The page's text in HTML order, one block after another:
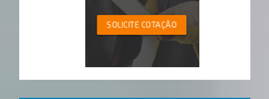
SOLICITE COTAÇÃO